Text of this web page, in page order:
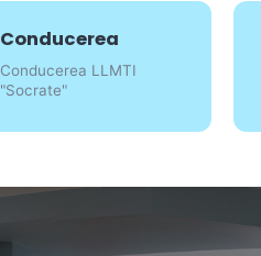
Conducerea
Conducerea LLMTI
"Socrate"